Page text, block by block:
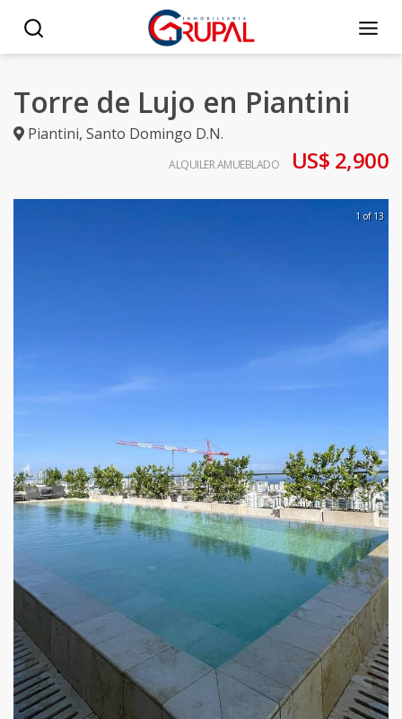
Torre de Lujo en Piantini
Piantini, Santo Domingo D.N.
ALQUILER AMUEBLADO US$ 2,900
1 of 13